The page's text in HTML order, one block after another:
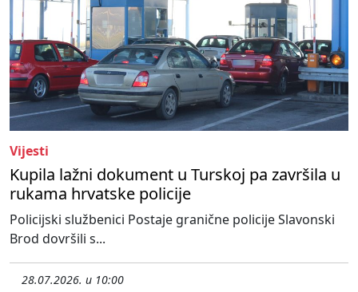
Vijesti
Kupila lažni dokument u Turskoj pa završila u
rukama hrvatske policije
Policijski službenici Postaje granične policije Slavonski
Brod dovršili s...
28.07.2026. u 10:00